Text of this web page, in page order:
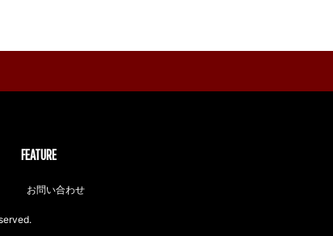
FEATURE
お問い合わせ